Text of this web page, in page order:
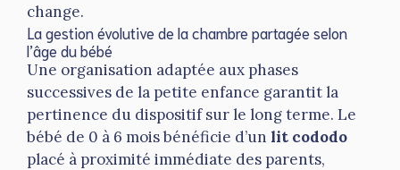
change.
La gestion évolutive de la chambre partagée selon
l’âge du bébé
Une organisation adaptée aux phases
successives de la petite enfance garantit la
pertinence du dispositif sur le long terme. Le
bébé de 0 à 6 mois bénéficie d’un lit cododo
placé à proximité immédiate des parents,